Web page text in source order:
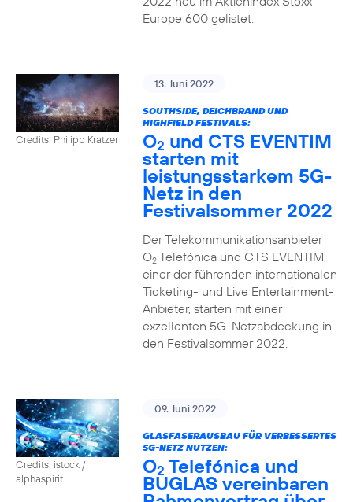
Europe 600 gelistet.
Credits: Philipp Kratzer
13. Juni 2022
SOUTHSIDE, DEICHBRAND UND
HIGHFIELD FESTIVALS:
O2 und CTS EVENTIM
starten mit
leistungsstarkem 5G-
Netz in den
Festivalsommer 2022
Der Telekommunikationsanbieter
O2Telefónica und CTS EVENTIM,
einer der führenden internationalen
Ticketing- und Live Entertainment-
Anbieter, starten mit einer
exzellenten 5G-Netzabdeckung in
den Festivalsommer 2022.
Credits: istock /
alphaspirit
09. Juni 2022
GLASFASERAUSBAU FÜR VERBESSERTES
5G-NETZ NUTZEN:
O2 Telefónica und
BUGLAS vereinbaren